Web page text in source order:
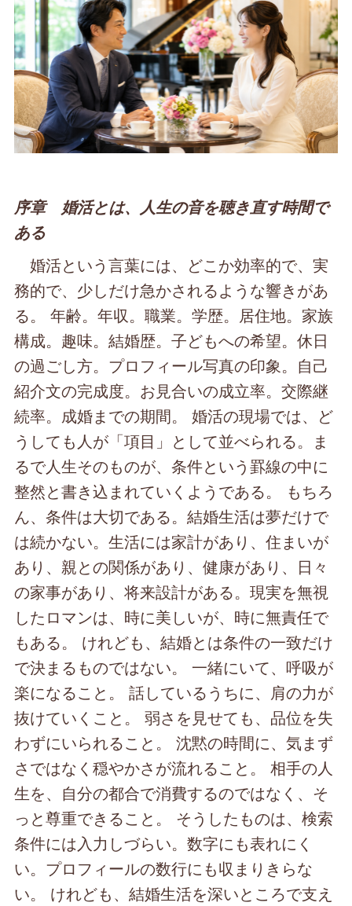
序章 婚活とは、人生の音を聴き直す時間で
ある
婚活という言葉には、どこか効率的で、実
務的で、少しだけ急かされるような響きがあ
る。 年齢。年収。職業。学歴。居住地。家族
構成。趣味。結婚歴。子どもへの希望。休日
の過ごし方。プロフィール写真の印象。自己
紹介文の完成度。お見合いの成立率。交際継
続率。成婚までの期間。 婚活の現場では、ど
うしても人が「項目」として並べられる。ま
るで人生そのものが、条件という罫線の中に
整然と書き込まれていくようである。 もちろ
ん、条件は大切である。結婚生活は夢だけで
は続かない。生活には家計があり、住まいが
あり、親との関係があり、健康があり、日々
の家事があり、将来設計がある。現実を無視
したロマンは、時に美しいが、時に無責任で
もある。 けれども、結婚とは条件の一致だけ
で決まるものではない。 一緒にいて、呼吸が
楽になること。 話しているうちに、肩の力が
抜けていくこと。 弱さを見せても、品位を失
わずにいられること。 沈黙の時間に、気まず
さではなく穏やかさが流れること。 相手の人
生を、自分の都合で消費するのではなく、そ
っと尊重できること。 そうしたものは、検索
条件には入力しづらい。数字にも表れにく
い。プロフィールの数行にも収まりきらな
い。 けれども、結婚生活を深いところで支え